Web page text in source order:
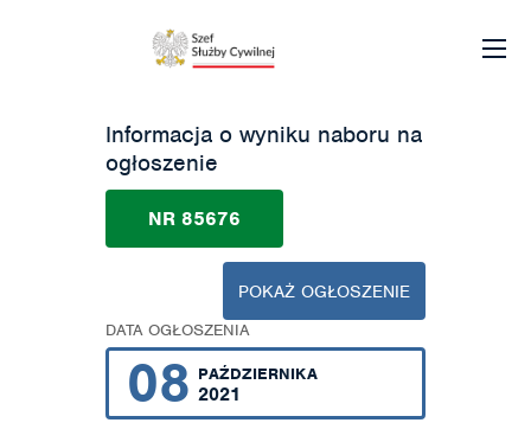
Informacja o wyniku naboru na
ogłoszenie
NR 85676
POKAŻ OGŁOSZENIE
DATA OGŁOSZENIA
08 PAŹDZIERNIKA
2021